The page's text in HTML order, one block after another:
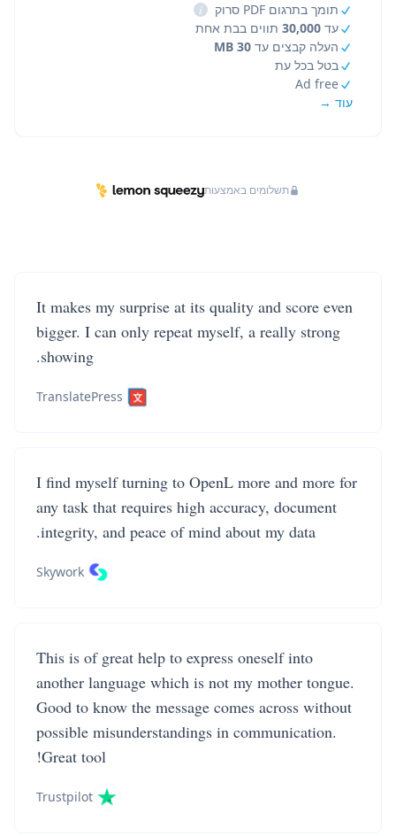
תומך בתרגום PDF סרוק
i
עד 30,000 תווים בבת אחת
העלה קבצים עד 30 MB
בטל בכל עת
Ad free
עוד →
תשלומים באמצעות
It makes my surprise at its quality and score even
bigger. I can only repeat myself, a really strong
showing.
TranslatePress
I find myself turning to OpenL more and more for
any task that requires high accuracy, document
integrity, and peace of mind about my data.
Skywork
This is of great help to express oneself into
another language which is not my mother tongue.
Good to know the message comes across without
possible misunderstandings in communication.
Great tool!
Trustpilot